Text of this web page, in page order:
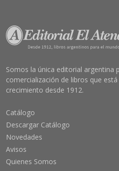
Somos la única editorial argentina
comercialización de libros que
crecimiento desde 1912.
Catálogo
Descargar Catálogo
Novedades
Avisos
Quienes Somos